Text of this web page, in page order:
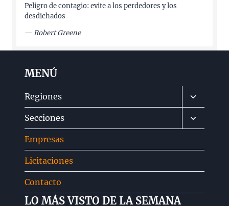
Peligro de contagio: evite a los perdedores y los
desdichados
— Robert Greene
MENÚ
Regiones
Alternar
menú
hijo
Secciones
Alternar
menú
Empresas
Licitaciones
Contacto
LO MÁS VISTO DE LA SEMANA